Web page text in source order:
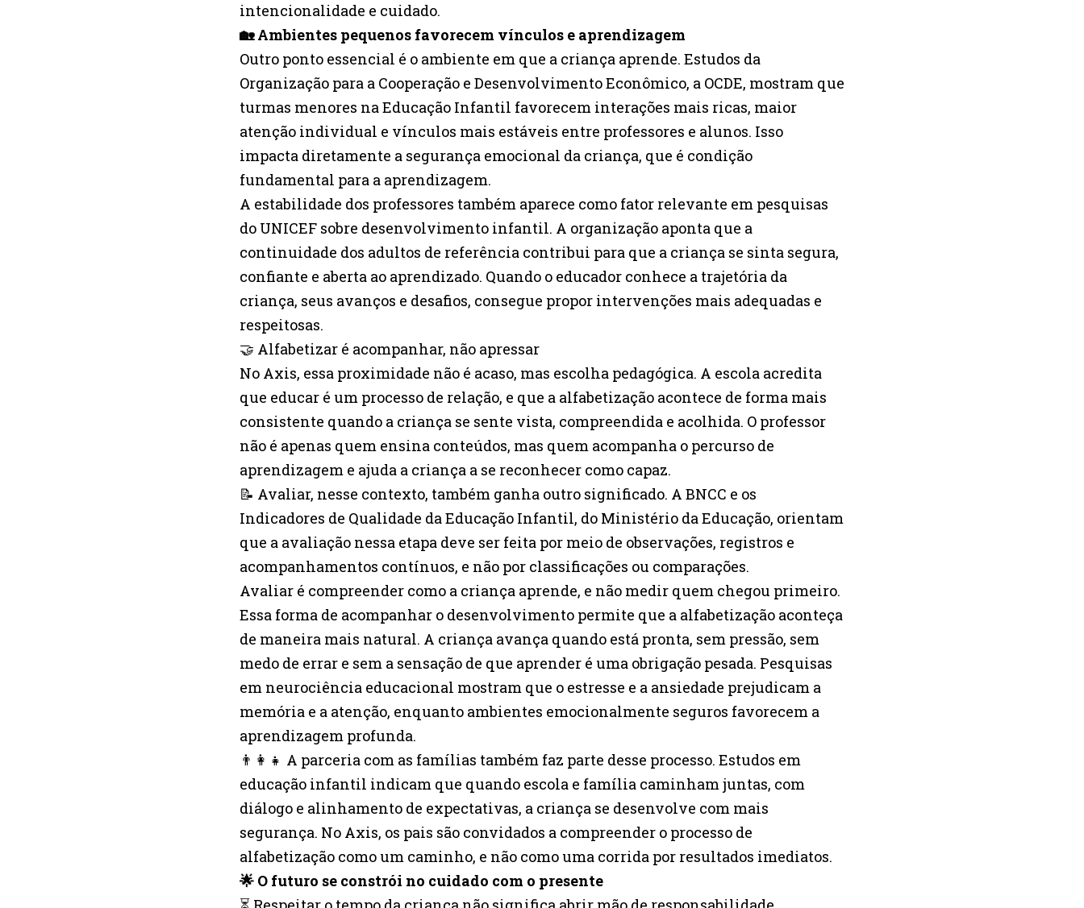
intencionalidade e cuidado.
🏡 Ambientes pequenos favorecem vínculos e aprendizagem
Outro ponto essencial é o ambiente em que a criança aprende. Estudos da
Organização para a Cooperação e Desenvolvimento Econômico, a OCDE, mostram que
turmas menores na Educação Infantil favorecem interações mais ricas, maior
atenção individual e vínculos mais estáveis entre professores e alunos. Isso
impacta diretamente a segurança emocional da criança, que é condição
fundamental para a aprendizagem.
A estabilidade dos professores também aparece como fator relevante em pesquisas
do UNICEF sobre desenvolvimento infantil. A organização aponta que a
continuidade dos adultos de referência contribui para que a criança se sinta segura,
confiante e aberta ao aprendizado. Quando o educador conhece a trajetória da
criança, seus avanços e desafios, consegue propor intervenções mais adequadas e
respeitosas.
🤝 Alfabetizar é acompanhar, não apressar
No Axis, essa proximidade não é acaso, mas escolha pedagógica. A escola acredita
que educar é um processo de relação, e que a alfabetização acontece de forma mais
consistente quando a criança se sente vista, compreendida e acolhida. O professor
não é apenas quem ensina conteúdos, mas quem acompanha o percurso de
aprendizagem e ajuda a criança a se reconhecer como capaz.
📝 Avaliar, nesse contexto, também ganha outro significado. A BNCC e os
Indicadores de Qualidade da Educação Infantil, do Ministério da Educação, orientam
que a avaliação nessa etapa deve ser feita por meio de observações, registros e
acompanhamentos contínuos, e não por classificações ou comparações.
Avaliar é compreender como a criança aprende, e não medir quem chegou primeiro.
Essa forma de acompanhar o desenvolvimento permite que a alfabetização aconteça
de maneira mais natural. A criança avança quando está pronta, sem pressão, sem
medo de errar e sem a sensação de que aprender é uma obrigação pesada. Pesquisas
em neurociência educacional mostram que o estresse e a ansiedade prejudicam a
memória e a atenção, enquanto ambientes emocionalmente seguros favorecem a
aprendizagem profunda.
👨‍👩‍👧 A parceria com as famílias também faz parte desse processo. Estudos em
educação infantil indicam que quando escola e família caminham juntas, com
diálogo e alinhamento de expectativas, a criança se desenvolve com mais
segurança. No Axis, os pais são convidados a compreender o processo de
alfabetização como um caminho, e não como uma corrida por resultados imediatos.
🌟 O futuro se constrói no cuidado com o presente